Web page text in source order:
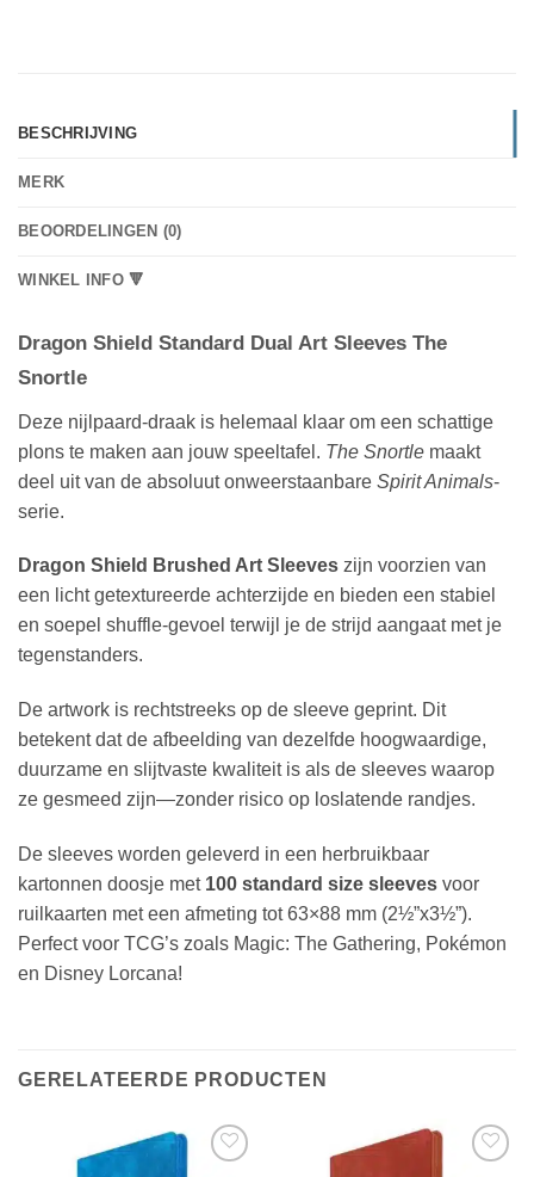
BESCHRIJVING
MERK
BEOORDELINGEN (0)
WINKEL INFO 🔻
Dragon Shield Standard Dual Art Sleeves The
Snortle
Deze nijlpaard-draak is helemaal klaar om een schattige
plons te maken aan jouw speeltafel. The Snortle maakt
deel uit van de absoluut onweerstaanbare Spirit Animals-
serie.
Dragon Shield Brushed Art Sleeves zijn voorzien van
een licht getextureerde achterzijde en bieden een stabiel
en soepel shuffle-gevoel terwijl je de strijd aangaat met je
tegenstanders.
De artwork is rechtstreeks op de sleeve geprint. Dit
betekent dat de afbeelding van dezelfde hoogwaardige,
duurzame en slijtvaste kwaliteit is als de sleeves waarop
ze gesmeed zijn—zonder risico op loslatende randjes.
De sleeves worden geleverd in een herbruikbaar
kartonnen doosje met 100 standard size sleeves voor
ruilkaarten met een afmeting tot 63×88 mm (2½”x3½”).
Perfect voor TCG’s zoals Magic: The Gathering, Pokémon
en Disney Lorcana!
GERELATEERDE PRODUCTEN